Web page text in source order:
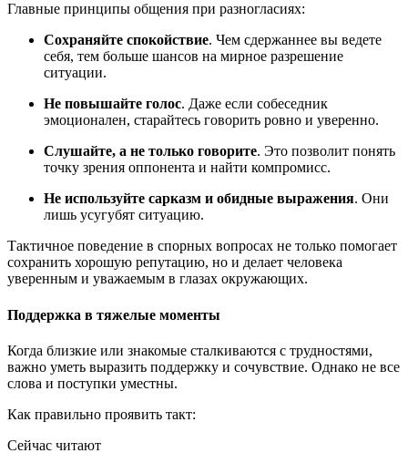
Главные принципы общения при разногласиях:
Сохраняйте спокойствие. Чем сдержаннее вы ведете
себя, тем больше шансов на мирное разрешение
ситуации.
Не повышайте голос. Даже если собеседник
эмоционален, старайтесь говорить ровно и уверенно.
Слушайте, а не только говорите. Это позволит понять
точку зрения оппонента и найти компромисс.
Не используйте сарказм и обидные выражения. Они
лишь усугубят ситуацию.
Тактичное поведение в спорных вопросах не только помогает
сохранить хорошую репутацию, но и делает человека
уверенным и уважаемым в глазах окружающих.
Поддержка в тяжелые моменты
Когда близкие или знакомые сталкиваются с трудностями,
важно уметь выразить поддержку и сочувствие. Однако не все
слова и поступки уместны.
Как правильно проявить такт:
Сейчас читают